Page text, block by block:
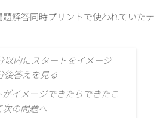
解答同時プリントで使われていたテ
以内にスタートをイメージ
後答えを見る
がイメージできたらできたこ
次の問題へ